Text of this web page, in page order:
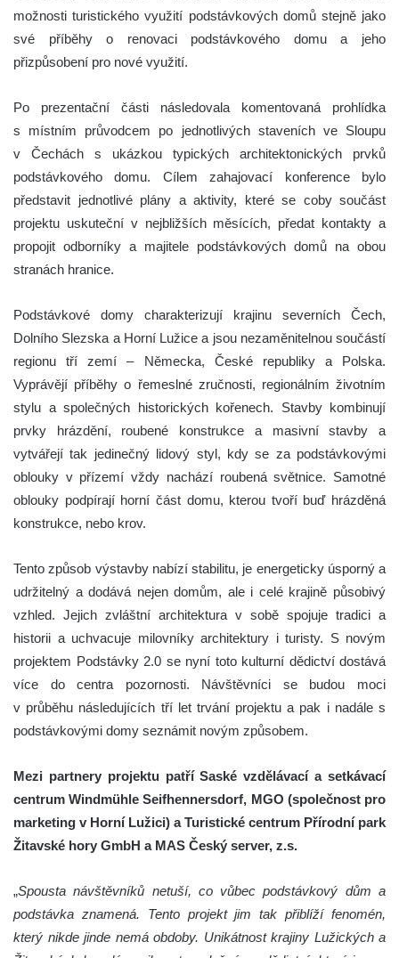
možnosti turistického využití podstávkových domů stejně jako
své příběhy o renovaci podstávkového domu a jeho
přizpůsobení pro nové využití.
Po prezentační části následovala komentovaná prohlídka
s místním průvodcem po jednotlivých staveních ve Sloupu
v Čechách s ukázkou typických architektonických prvků
podstávkového domu. Cílem zahajovací konference bylo
představit jednotlivé plány a aktivity, které se coby součást
projektu uskuteční v nejbližších měsících, předat kontakty a
propojit odborníky a majitele podstávkových domů na obou
stranách hranice.
Podstávkové domy charakterizují krajinu severních Čech,
Dolního Slezska a Horní Lužice a jsou nezaměnitelnou součástí
regionu tří zemí – Německa, České republiky a Polska.
Vyprávějí příběhy o řemeslné zručnosti, regionálním životním
stylu a společných historických kořenech. Stavby kombinují
prvky hrázdění, roubené konstrukce a masivní stavby a
vytvářejí tak jedinečný lidový styl, kdy se za podstávkovými
oblouky v přízemí vždy nachází roubená světnice. Samotné
oblouky podpírají horní část domu, kterou tvoří buď hrázděná
konstrukce, nebo krov.
Tento způsob výstavby nabízí stabilitu, je energeticky úsporný a
udržitelný a dodává nejen domům, ale i celé krajině působivý
vzhled. Jejich zvláštní architektura v sobě spojuje tradici a
historii a uchvacuje milovníky architektury i turisty. S novým
projektem Podstávky 2.0 se nyní toto kulturní dědictví dostává
více do centra pozornosti. Návštěvníci se budou moci
v průběhu následujících tří let trvání projektu a pak i nadále s
podstávkovými domy seznámit novým způsobem.
Mezi partnery projektu patří Saské vzdělávací a setkávací
centrum Windmühle Seifhennersdorf, MGO (společnost pro
marketing v Horní Lužici) a Turistické centrum Přírodní park
Žitavské hory GmbH a MAS Český server, z.s.
„Spousta návštěvníků netuší, co vůbec podstávkový dům a
podstávka znamená. Tento projekt jim tak přiblíží fenomén,
který nikde jinde nemá obdoby. Unikátnost krajiny Lužických a